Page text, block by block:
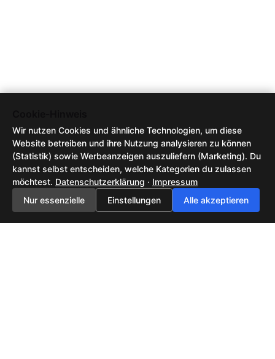
Wir nutzen Cookies und ähnliche Technologien, um diese
Website betreiben und ihre Nutzung analysieren zu können
(Statistik) sowie Werbeanzeigen auszuliefern (Marketing). Du
kannst selbst entscheiden, welche Kategorien du zulassen
möchtest. Datenschutzerklärung · Impressum
Nur essenzielle
Einstellungen Alle akzeptieren